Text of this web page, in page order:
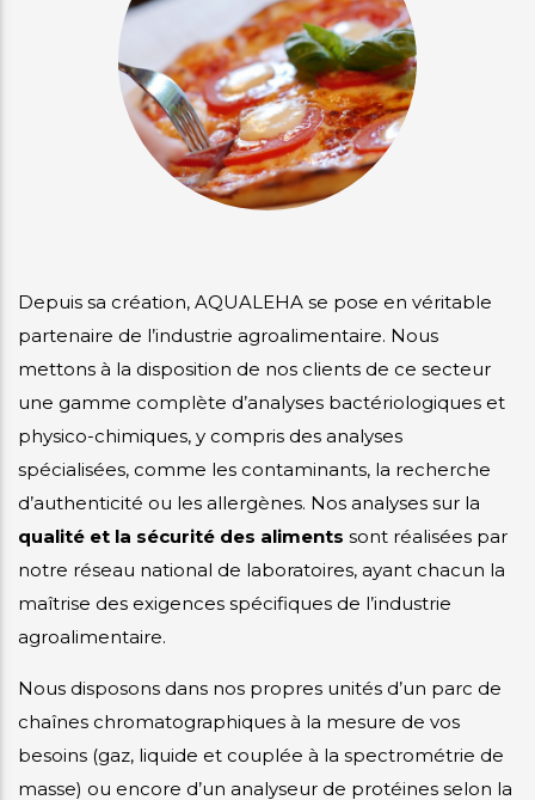
Depuis sa création, AQUALEHA se pose en véritable
partenaire de l’industrie agroalimentaire. Nous
mettons à la disposition de nos clients de ce secteur
une gamme complète d’analyses bactériologiques et
physico-chimiques, y compris des analyses
spécialisées, comme les contaminants, la recherche
d’authenticité ou les allergènes. Nos analyses sur la
qualité et la sécurité des aliments sont réalisées par
notre réseau national de laboratoires, ayant chacun la
maîtrise des exigences spécifiques de l’industrie
agroalimentaire.
Nous disposons dans nos propres unités d’un parc de
chaînes chromatographiques à la mesure de vos
besoins (gaz, liquide et couplée à la spectrométrie de
masse) ou encore d’un analyseur de protéines selon la